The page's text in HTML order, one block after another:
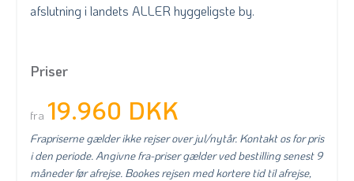
afslutning i landets ALLER hyggeligste by.
Priser
fra 19.960 DKK
Frapriserne gælder ikke rejser over jul/nytår. Kontakt os for pris
i den periode. Angivne fra-priser gælder ved bestilling senest 9
måneder før afrejse. Bookes rejsen med kortere tid til afrejse,